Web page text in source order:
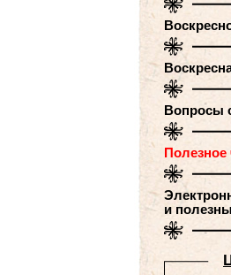
Вопросы
Полезное
и